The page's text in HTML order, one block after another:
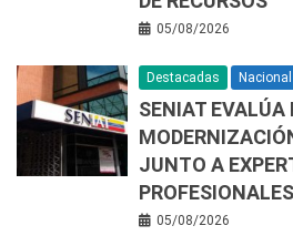
05/08/2026
Destacadas Nacional
SENIAT EVALÚA
JUNTO A
PROFESIONALES
05/08/2026